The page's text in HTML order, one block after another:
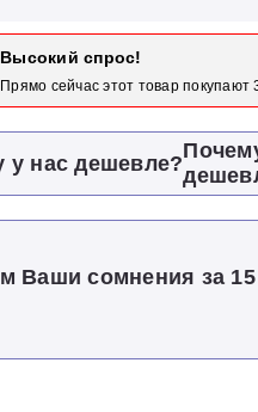
Высокий спрос!
Прямо сейчас этот товар покупают